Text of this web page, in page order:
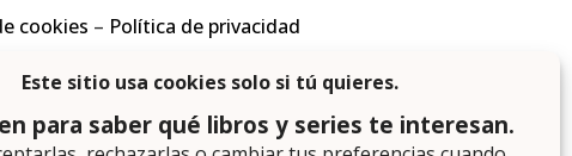
cookies – Política de privacidad
los requisitos aplicables